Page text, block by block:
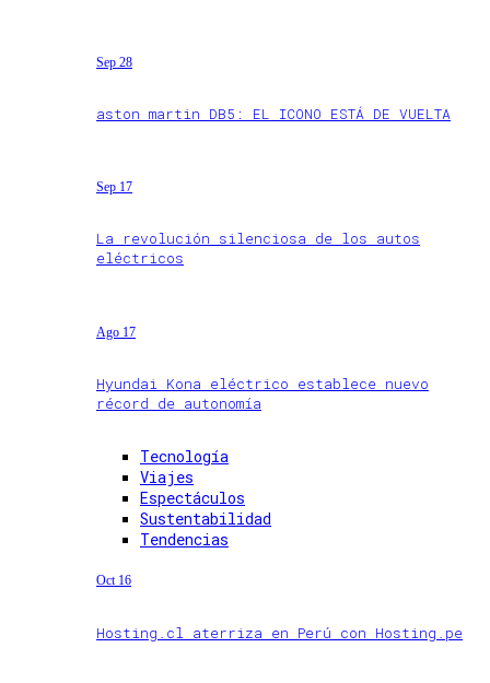
Sep 28
aston martin DB5: EL ICONO ESTÁ DE VUELTA
Sep 17
La revolución silenciosa de los autos
eléctricos
Ago 17
Hyundai Kona eléctrico establece nuevo
récord de autonomía
Tecnología
Viajes
Espectáculos
Sustentabilidad
Tendencias
Oct 16
Hosting.cl aterriza en Perú con Hosting.pe